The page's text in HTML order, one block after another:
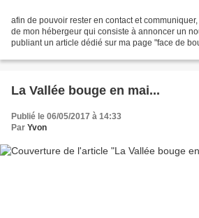
afin de pouvoir rester en contact et
de mon hébergeur qui consiste à annoncer un
publiant un article dédié sur ma page "face de
La Vallée bouge en mai...
Publié le 06/05/2017 à 14:33
Par Yvon